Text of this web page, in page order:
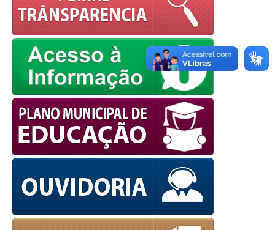
OK
European Commission |
Cookies Policy
powered by